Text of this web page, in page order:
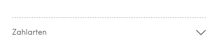
Widerrufsrecht & Rückgabebedingungen
Zahlarten